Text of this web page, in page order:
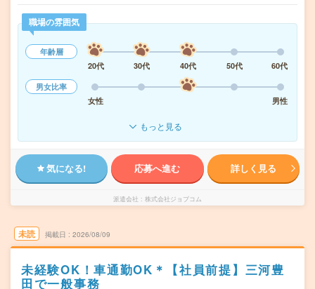
職場の雰囲気
年齢層
20代
30代 40代 50代
60代
男女比率
女性
男性
もっと見る
気になる! 応募へ進む 詳しく見る
派遣会社 株式会社ジョブコム
未読 掲載日 2026/08/09
未経験OK！車通勤OK＊【社員前提】三河豊
田で一般事務